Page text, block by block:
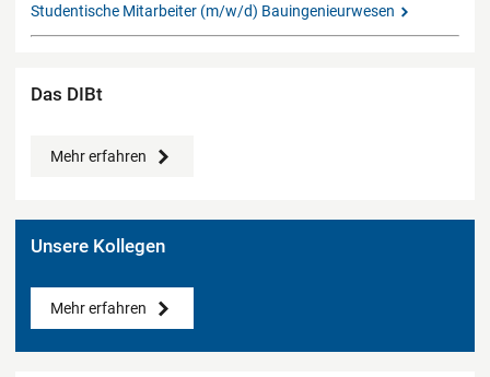
Studentische Mitarbeiter (m/w/d) Bauingenieurwesen
Das DIBt
Mehr erfahren
Unsere Kollegen
Mehr erfahren